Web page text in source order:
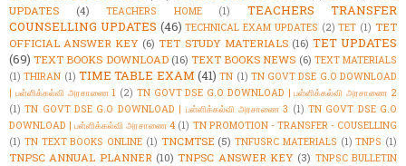
UPDATES
(4) TEACHERS HOME (1)
TEACHERS TRANSFER
COUNSELLING UPDATES (46) TECHNICAL EXAM UPDATES (2) TET (1) TET
OFFICIAL ANSWER KEY (6) TET STUDY MATERIALS (16) TET UPDATES
(69) TEXT BOOKS DOWNLOAD (16) TEXT BOOKS NEWS (6) TEXT MATERIALS
(1) THIRAN (1) TIME TABLE EXAM (41) TN (1) TN GOVT DSE G.O DOWNLOAD
| பள்ளிக்கல்வி அரசாணை 1 (2) TN GOVT DSE G.O DOWNLOAD | பள்ளிக்கல்வி அரசாணை 2
(1) TN GOVT DSE G.O DOWNLOAD | பள்ளிக்கல்வி அரசாணை 3 (1) TN GOVT DSE G.O
DOWNLOAD | பள்ளிக்கல்வி அரசாணை 4 (1) TN PROMOTION - TRANSFER - COUSELLING
(1) TN TEXT BOOKS ONLINE (1) TNCMTSE (5) TNFUSRC MATERIALS (1) TNPS (1)
TNPSC ANNUAL PLANNER (10) TNPSC ANSWER KEY (3) TNPSC BULLETIN